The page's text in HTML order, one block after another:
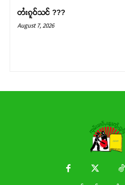
တႆးၵူဝ်သင် ???
August 7, 2026